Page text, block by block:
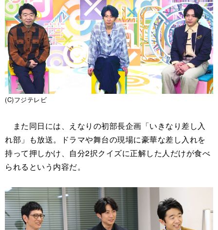
(C)フジテレビ
また同日には、えなりの初部長企画「いきなり差し入
れ部」も放送。ドラマや舞台の現場に豪華な差し入れを
持って押しかけ、自分2択クイズに正解した人だけが食べ
られるという内容だ。